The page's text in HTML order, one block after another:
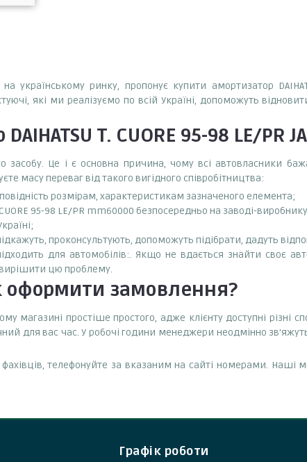
українському ринку, пропонує купити амортизатор
які ми реалізуємо по всій Україні, допоможуть
T. CUORE 95-98 LE/PR
Це і є основна причина, чому всі автовласники
масу переваг від такого вигідного співробітництва:
розмірам, характеристикам зазначеного елемента;
95-98 LE/PR mm60000 безпосередньо на заводі-
проконсультують, допоможуть підібрати, дадуть
для автомобілів:. Якщо не вдається знайти своє
цю проблему.
оформити замовлення?
магазині простіше простого, адже клієнту доступні
для вас час. У робочі години менеджери неодмінно
телефонуйте за вказаним на сайті номерами. Наші
Графік роботи